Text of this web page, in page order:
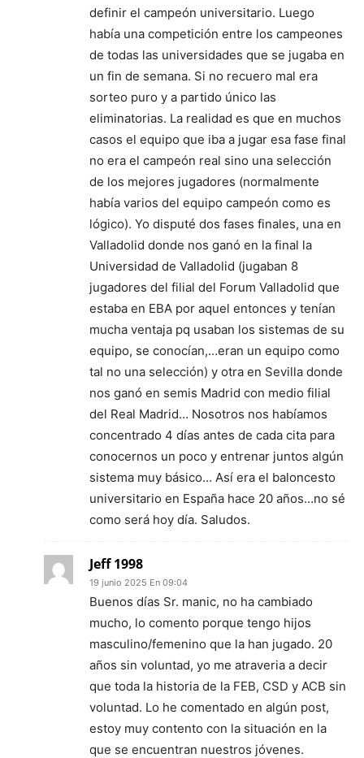
definir el campeón universitario. Luego
había una competición entre los campeones
de todas las universidades que se jugaba en
un fin de semana. Si no recuero mal era
sorteo puro y a partido único las
eliminatorias. La realidad es que en muchos
casos el equipo que iba a jugar esa fase final
no era el campeón real sino una selección
de los mejores jugadores (normalmente
había varios del equipo campeón como es
lógico). Yo disputé dos fases finales, una en
Valladolid donde nos ganó en la final la
Universidad de Valladolid (jugaban 8
jugadores del filial del Forum Valladolid que
estaba en EBA por aquel entonces y tenían
mucha ventaja pq usaban los sistemas de su
equipo, se conocían,…eran un equipo como
tal no una selección) y otra en Sevilla donde
nos ganó en semis Madrid con medio filial
del Real Madrid… Nosotros nos habíamos
concentrado 4 días antes de cada cita para
conocernos un poco y entrenar juntos algún
sistema muy básico… Así era el baloncesto
universitario en España hace 20 años…no sé
como será hoy día. Saludos.
Jeff 1998
19 junio 2025 En 09:04
Buenos días Sr. manic, no ha cambiado
mucho, lo comento porque tengo hijos
masculino/femenino que la han jugado. 20
años sin voluntad, yo me atraveria a decir
que toda la historia de la FEB, CSD y ACB sin
voluntad. Lo he comentado en algún post,
estoy muy contento con la situación en la
que se encuentran nuestros jóvenes.